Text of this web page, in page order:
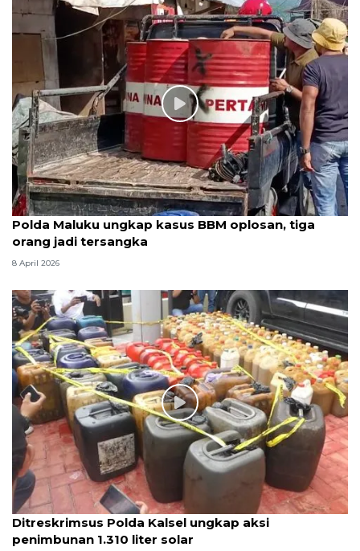
Polda Maluku ungkap kasus BBM oplosan, tiga
orang jadi tersangka
8 April 2026
Ditreskrimsus Polda Kalsel ungkap aksi
penimbunan 1.310 liter solar